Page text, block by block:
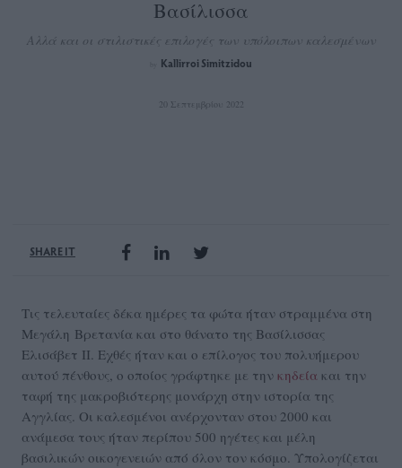
Βασίλισσα
Αλλά και οι στιλιστικές επιλογές των υπόλοιπων καλεσμένων
Kallirroi Simitzidou
20 Σεπτεμβρίου 2022
SHARE IT
Τις τελευταίες δέκα ημέρες τα φώτα ήταν στραμμένα στη
Μεγάλη Βρετανία και στο θάνατο της Βασίλισσας
Ελισάβετ ΙΙ. Εχθές ήταν και ο επίλογος του πολυήμερου
αυτού πένθους, ο οποίος γράφτηκε με την κηδεία και την
ταφή της μακροβιότερης μονάρχη στην ιστορία της
Αγγλίας. Οι καλεσμένοι ανέρχονταν στου 2000 και
ανάμεσα τους ήταν περίπου 500 ηγέτες και μέλη
βασιλικών οικογενειών από όλον τον κόσμο. Υπολογίζεται